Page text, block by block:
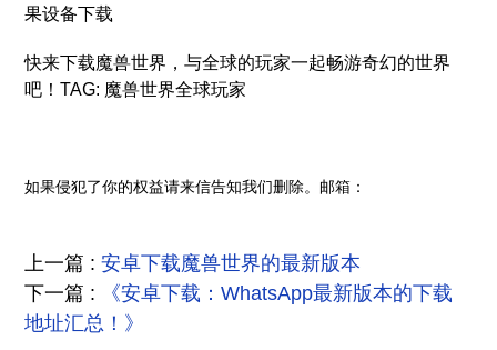
果设备下载
快来下载魔兽世界，与全球的玩家一起畅游奇幻的世界
吧！TAG: 魔兽世界全球玩家
如果侵犯了你的权益请来信告知我们删除。邮箱：
上一篇 :安卓下载魔兽世界的最新版本
下一篇 :
《安卓下载：WhatsApp最新版本的下载
地址汇总！》